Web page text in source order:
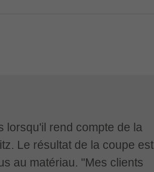
lorsqu'il rend compte de la
Le résultat de la coupe est
au matériau. "Mes clients